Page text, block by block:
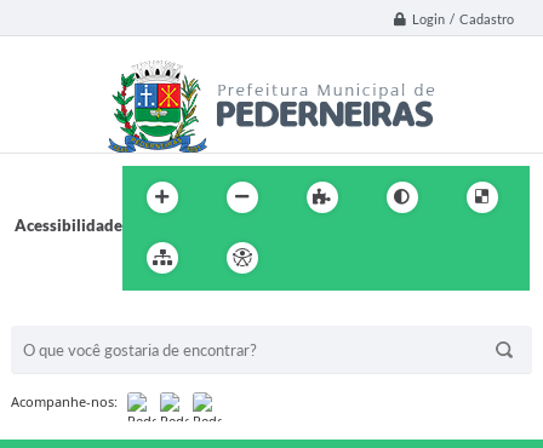
Login / Cadastro
Acessibilidade
Acompanhe-nos: